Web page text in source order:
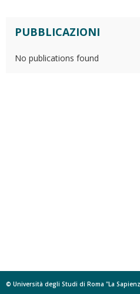
PUBBLICAZIONI
No publications found
© Università degli Studi di Roma "La